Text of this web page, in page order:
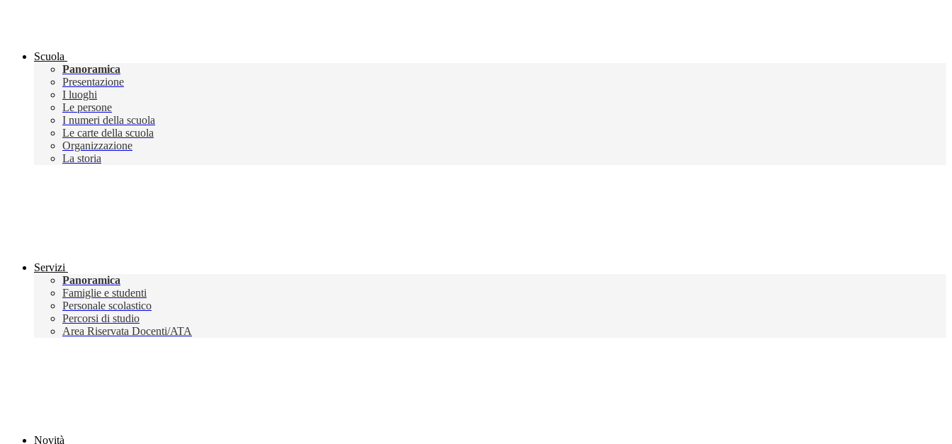
Scuola
Panoramica
Presentazione
I luoghi
Le persone
I numeri della scuola
Le carte della scuola
Organizzazione
La storia
Servizi
Panoramica
Famiglie e studenti
Personale scolastico
Percorsi di studio
Area Riservata Docenti/ATA
Novità